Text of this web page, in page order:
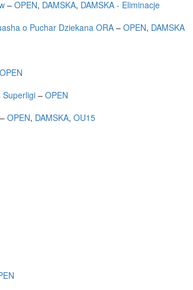
–OPEN, DAMSKA, DAMSKA - Eliminacje
o Puchar Dziekana ORA–OPEN, DAMSKA
OPEN
Superligi–OPEN
–OPEN, DAMSKA,OU15